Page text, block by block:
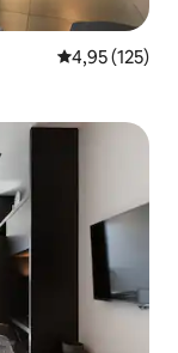
Средна
4,95 (125)